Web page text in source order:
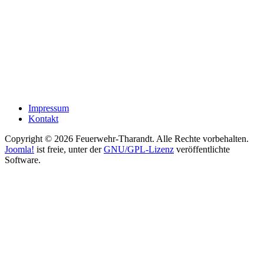
Impressum
Kontakt
Copyright © 2026 Feuerwehr-Tharandt. Alle Rechte vorbehalten.
Joomla! ist freie, unter derGNU/GPL-Lizenz veröffentlichte
Software.